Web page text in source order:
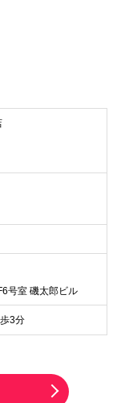
号室 磯太郎ビル
3分